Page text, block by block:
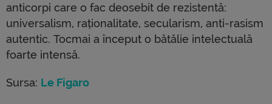
anticorpi care o fac deosebit de rezistentă:
universalism, raționalitate, secularism, anti-rasism
autentic. Tocmai a început o bătălie intelectuală
foarte intensă.
Sursa: Le Figaro